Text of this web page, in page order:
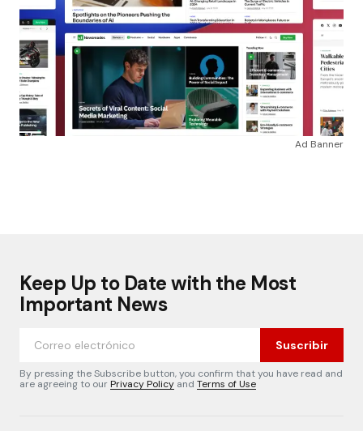
Ad Banner
Keep Up to Date with the Most
Important News
Suscribir
By pressing the Subscribe button, you confirm that you have read and
are agreeing to ourPrivacy Policy and Terms of Use